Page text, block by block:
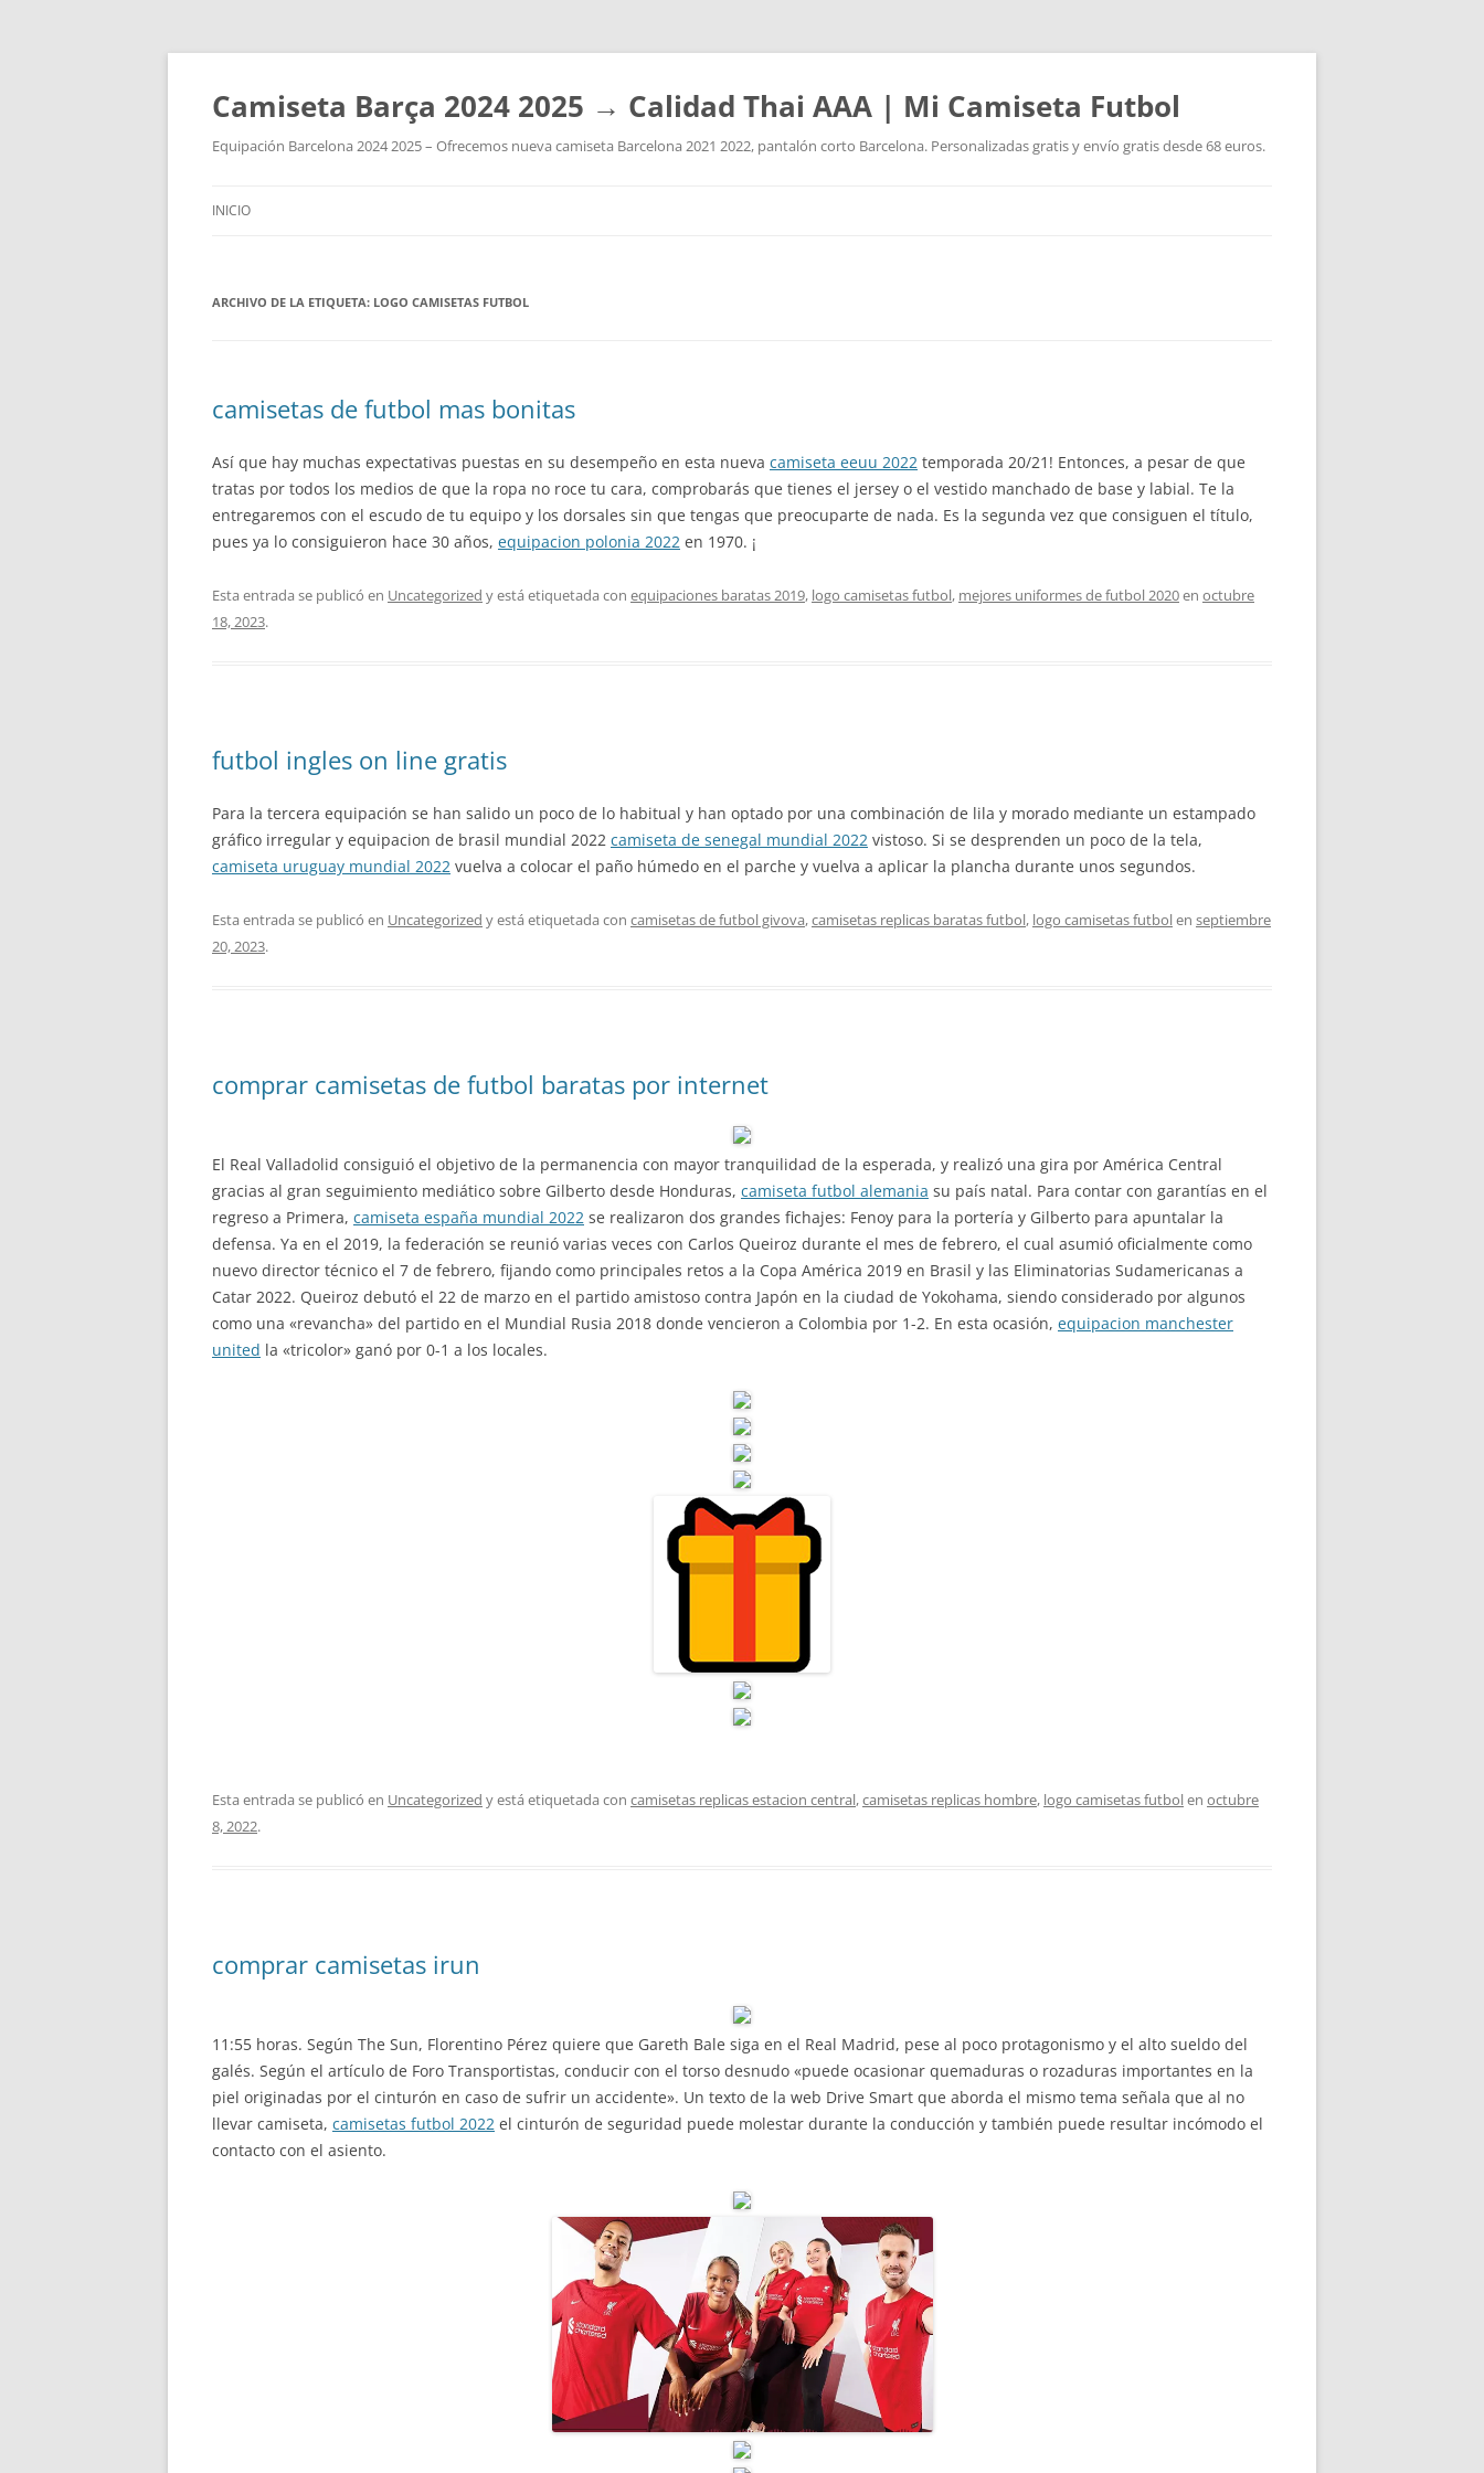
Camiseta Barça 2024 2025 → Calidad Thai AAA | Mi Camiseta Futbol
Equipación Barcelona 2024 2025 – Ofrecemos nueva camiseta Barcelona 2021 2022, pantalón corto Barcelona. Personalizadas gratis y envío gratis desde 68 euros.
INICIO
ARCHIVO DE LA ETIQUETA: LOGO CAMISETAS FUTBOL
camisetas de futbol mas bonitas
Así que hay muchas expectativas puestas en su desempeño en esta nueva camiseta eeuu 2022 temporada 20/21! Entonces, a pesar de que
tratas por todos los medios de que la ropa no roce tu cara, comprobarás que tienes el jersey o el vestido manchado de base y labial. Te la
entregaremos con el escudo de tu equipo y los dorsales sin que tengas que preocuparte de nada. Es la segunda vez que consiguen el título,
pues ya lo consiguieron hace 30 años, equipacion polonia 2022 en 1970. ¡
Esta entrada se publicó en Uncategorized y está etiquetada con equipaciones baratas 2019, logo camisetas futbol, mejores uniformes de futbol 2020en octubre
18, 2023.
futbol ingles on line gratis
Para la tercera equipación se han salido un poco de lo habitual y han optado por una combinación de lila y morado mediante un estampado
gráfico irregular y equipacion de brasil mundial 2022 camiseta de senegal mundial 2022 vistoso. Si se desprenden un poco de la tela,
camiseta uruguay mundial 2022 vuelva a colocar el paño húmedo en el parche y vuelva a aplicar la plancha durante unos segundos.
Esta entrada se publicó en Uncategorized y está etiquetada con camisetas de futbol givova,camisetas replicas baratas futbol, logo camisetas futbolen septiembre
20, 2023.
comprar camisetas de futbol baratas por internet
El Real Valladolid consiguió el objetivo de la permanencia con mayor tranquilidad de la esperada, y realizó una gira por América Central
gracias al gran seguimiento mediático sobre Gilberto desde Honduras, camiseta futbol alemania su país natal. Para contar con garantías en el
regreso a Primera, camiseta españa mundial 2022 se realizaron dos grandes fichajes: Fenoy para la portería y Gilberto para apuntalar la
defensa. Ya en el 2019, la federación se reunió varias veces con Carlos Queiroz durante el mes de febrero, el cual asumió oficialmente como
nuevo director técnico el 7 de febrero, fijando como principales retos a la Copa América 2019 en Brasil y las Eliminatorias Sudamericanas a
Catar 2022. Queiroz debutó el 22 de marzo en el partido amistoso contra Japón en la ciudad de Yokohama, siendo considerado por algunos
como una «revancha» del partido en el Mundial Rusia 2018 donde vencieron a Colombia por 1-2. En esta ocasión, equipacion manchester
united la «tricolor» ganó por 0-1 a los locales.
Esta entrada se publicó en Uncategorized y está etiquetada con camisetas replicas estacion central,camisetas replicas hombre, logo camisetas futbolen octubre
8, 2022.
comprar camisetas irun
11:55 horas. Según The Sun, Florentino Pérez quiere que Gareth Bale siga en el Real Madrid, pese al poco protagonismo y el alto sueldo del
galés. Según el artículo de Foro Transportistas, conducir con el torso desnudo «puede ocasionar quemaduras o rozaduras importantes en la
piel originadas por el cinturón en caso de sufrir un accidente». Un texto de la web Drive Smart que aborda el mismo tema señala que al no
llevar camiseta, camisetas futbol 2022 el cinturón de seguridad puede molestar durante la conducción y también puede resultar incómodo el
contacto con el asiento.